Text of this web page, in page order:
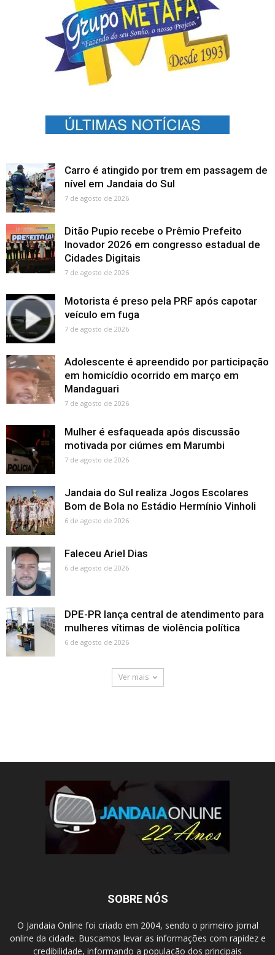
Carro é atingido por trem em passagem de
nível em Jandaia do Sul
7 de agosto de 2026
Ditão Pupio recebe o Prêmio Prefeito
Inovador 2026 em congresso estadual de
Cidades Digitais
7 de agosto de 2026
Motorista é preso pela PRF após capotar
veículo em fuga
7 de agosto de 2026
Adolescente é apreendido por participação
em homicídio ocorrido em março em
Mandaguari
7 de agosto de 2026
Mulher é esfaqueada após discussão
motivada por ciúmes em Marumbi
7 de agosto de 2026
Jandaia do Sul realiza Jogos Escolares
Bom de Bola no Estádio Hermínio Vinholi
6 de agosto de 2026
Faleceu Ariel Dias
6 de agosto de 2026
DPE-PR lança central de atendimento para
mulheres vítimas de violência política
6 de agosto de 2026
Ver mais
SOBRE NÓS
O Jandaia Online foi criado em 2004, sendo o primeiro jornal
online da cidade. Buscamos levar as informações com rapidez e
credibilidade, informando a população dos principais